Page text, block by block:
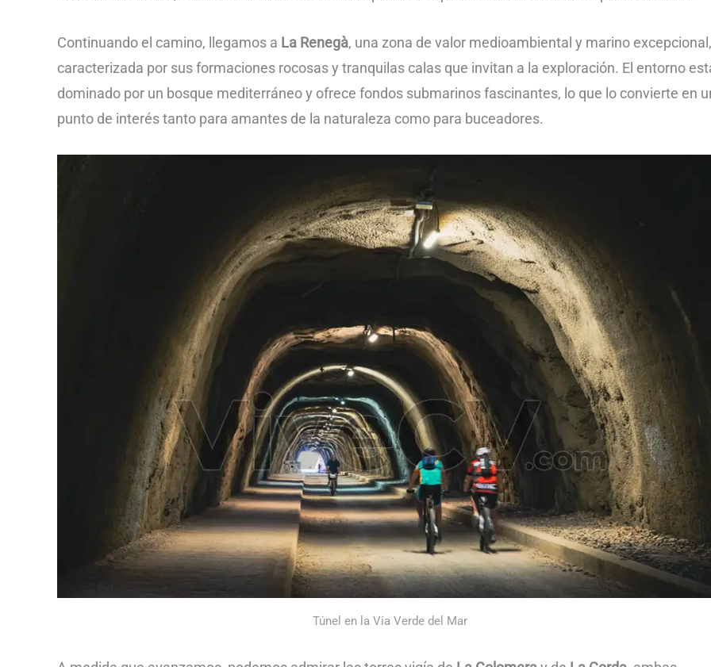
Continuando el camino, llegamos a La Renegà, una zona de valor medioambiental y marino excepcional,
caracterizada por sus formaciones rocosas y tranquilas calas que invitan a la exploración. El entorno
dominado por un bosque mediterráneo y ofrece fondos submarinos fascinantes, lo que lo convierte en
punto de interés tanto para amantes de la naturaleza como para buceadores.
Túnel en la Vía Verde del Mar